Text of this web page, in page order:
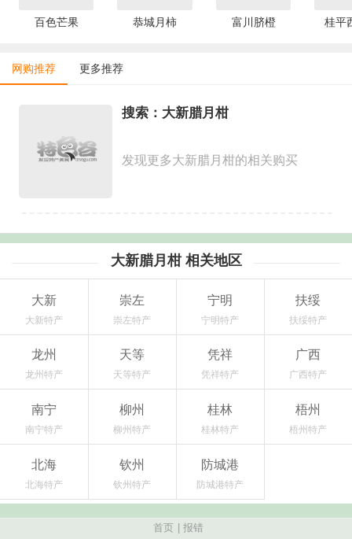
百色芒果 恭城月柿 富川脐橙 桂平
网购推荐 更多推荐
搜索：大新腊月柑
发现更多大新腊月柑的相关购买
大新腊月柑 相关地区
大新
大新特产
崇左
崇左特产
宁明
宁明特产
扶绥
扶绥特产
龙州
龙州特产
天等
天等特产
凭祥
凭祥特产
广西
广西特产
南宁
南宁特产
柳州
柳州特产
桂林
桂林特产
梧州
梧州特产
北海
北海特产
钦州
钦州特产
防城港
防城港特产
首页 报错